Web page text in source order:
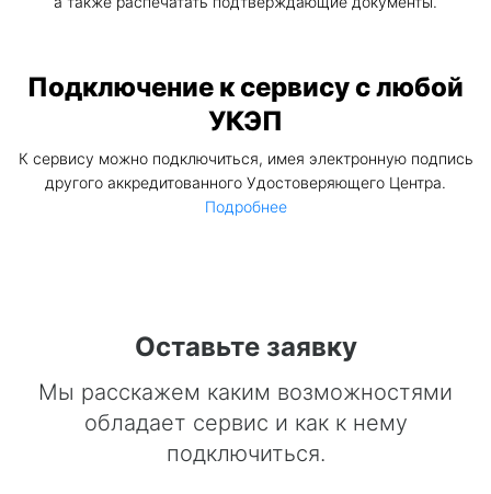
Подключение к сервису с любой
УКЭП
К сервису можно подключиться, имея электронную подпись
другого аккредитованного Удостоверяющего Центра.
Подробнее
Оставьте заявку
Мы расскажем каким возможностями
обладает сервис и как к нему
подключиться.